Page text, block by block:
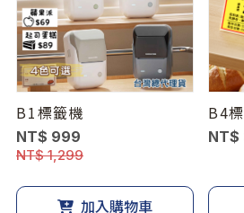
B1標籤機
NT$ 999
NT$ 1,299
加入購物車
B4
NT$